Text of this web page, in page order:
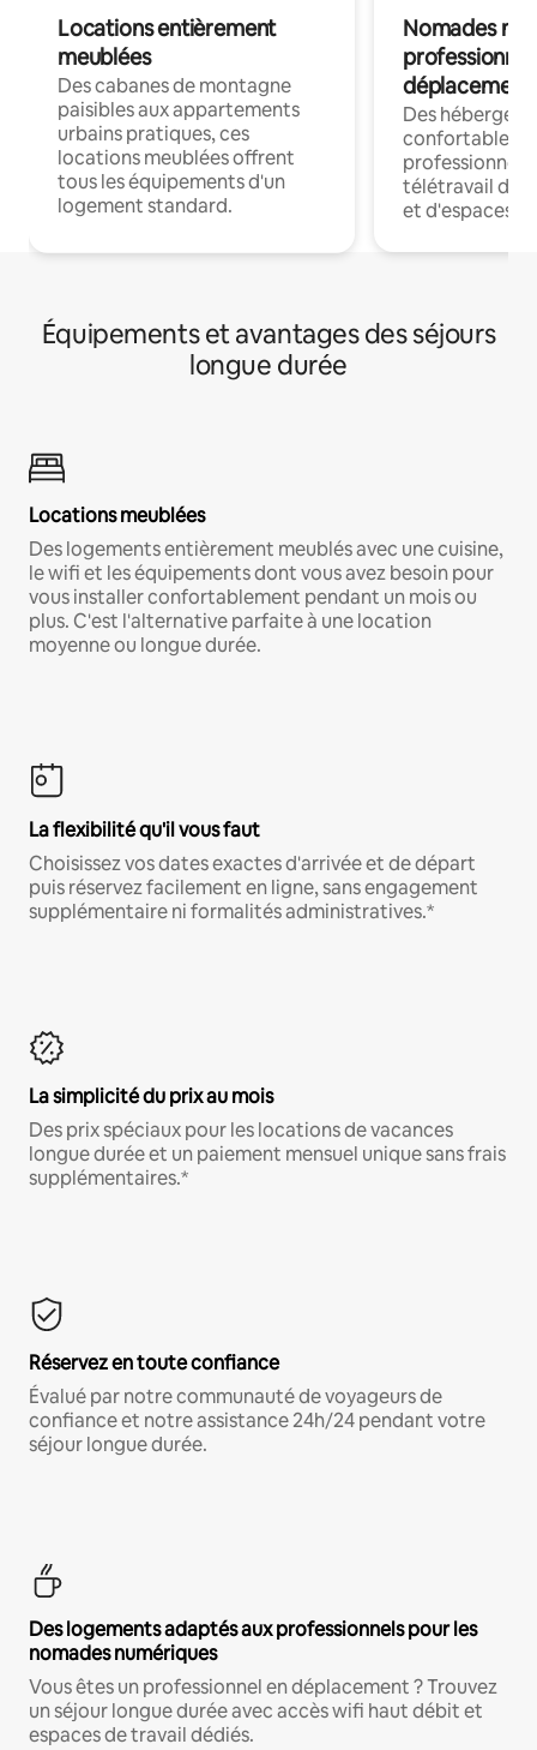
Locations entièrement
meublées
Des cabanes de montagne
paisibles aux appartements
urbains pratiques, ces
locations meublées offrent
tous les équipements d'un
logement standard.
Nomades
déplacement
Des
confortables
professionnels
télétravail
et d'espaces
Équipements et avantages des séjours
longue durée
Locations meublées
Des logements entièrement meublés avec une cuisine,
le wifi et les équipements dont vous avez besoin pour
vous installer confortablement pendant un mois ou
plus. C'est l'alternative parfaite à une location
moyenne ou longue durée.
La flexibilité qu'il vous faut
Choisissez vos dates exactes d'arrivée et de départ
puis réservez facilement en ligne, sans engagement
supplémentaire ni formalités administratives.*
La simplicité du prix au mois
Des prix spéciaux pour les locations de vacances
longue durée et un paiement mensuel unique sans frais
supplémentaires.*
Réservez en toute confiance
Évalué par notre communauté de voyageurs de
confiance et notre assistance 24h/24 pendant votre
séjour longue durée.
Des logements adaptés aux professionnels pour les
nomades numériques
Vous êtes un professionnel en déplacement ? Trouvez
un séjour longue durée avec accès wifi haut débit et
espaces de travail dédiés.